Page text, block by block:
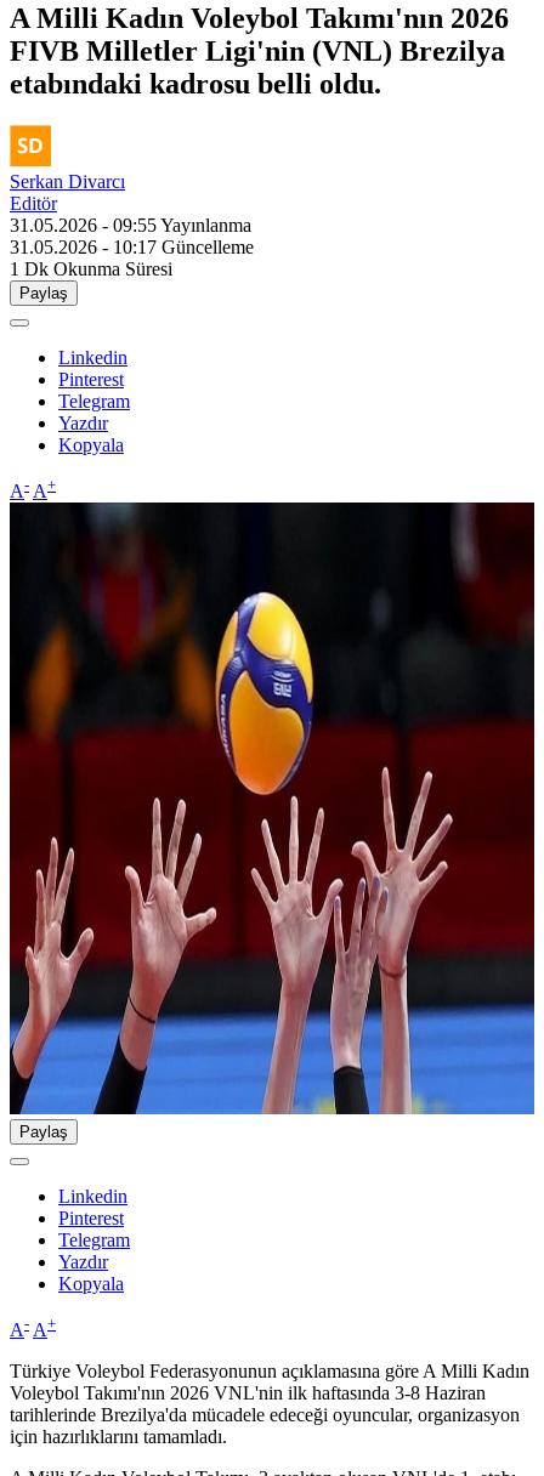
A Milli Kadın Voleybol Takımı'nın 2026
FIVB Milletler Ligi'nin (VNL) Brezilya
etabındaki kadrosu belli oldu.
Serkan Divarcı
Editör
31.05.2026 - 09:55Yayınlanma
31.05.2026 - 10:17 Güncelleme
1 Dk Okunma Süresi
Paylaş
Linkedin
Pinterest
Telegram
Yazdır
Kopyala
A- A+
Paylaş
Linkedin
Pinterest
Telegram
Yazdır
Kopyala
A- A+
Türkiye Voleybol Federasyonunun açıklamasına göre A Milli Kadın
Voleybol Takımı'nın 2026 VNL'nin ilk haftasında 3-8 Haziran
tarihlerinde Brezilya'da mücadele edeceği oyuncular, organizasyon
için hazırlıklarını tamamladı.